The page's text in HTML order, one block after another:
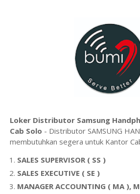
Loker Distributor Samsung
Cab Solo - Distributor SAMSUNG
membutuhkan segera untuk Kantor
SALES SUPERVISOR ( SS )
SALES EXECUTIVE ( SE )
MANAGER ACCOUNTING ( MA ),